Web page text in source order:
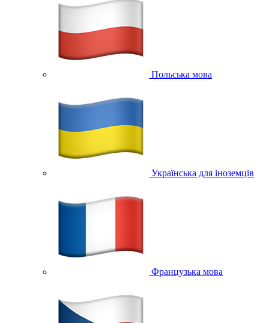
Польська мова
Українська для іноземців
Французька мова